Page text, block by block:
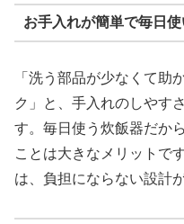
お手入れが簡単で毎日
「洗う部品が少なくて助
ク」と、手入れのしやす
す。毎日使う炊飯器だか
ことは大きなメリットで
は、負担にならない設計